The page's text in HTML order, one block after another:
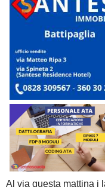
Al via questa mattina i